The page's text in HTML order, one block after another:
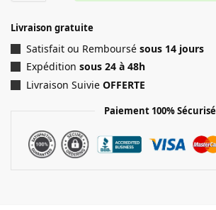
Livraison gratuite
Satisfait ou Remboursé sous 14 jours
Expédition sous 24 à 48h
Livraison Suivie OFFERTE
Paiement 100% Sécurisé